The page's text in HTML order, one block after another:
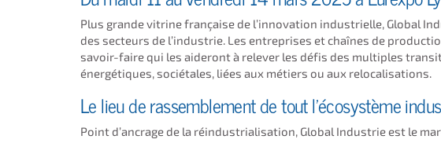
Plus grande vitrine française de l’innovation industrielle, Global
des secteurs de l’industrie. Les entreprises et chaînes de
savoir-faire qui les aideront à relever les défis des multiples
énergétiques, sociétales, liées aux métiers ou aux relocalisations.
Le lieu de rassemblement de tout l’écosystème
Point d’ancrage de la réindustrialisation, Global Industrie est le